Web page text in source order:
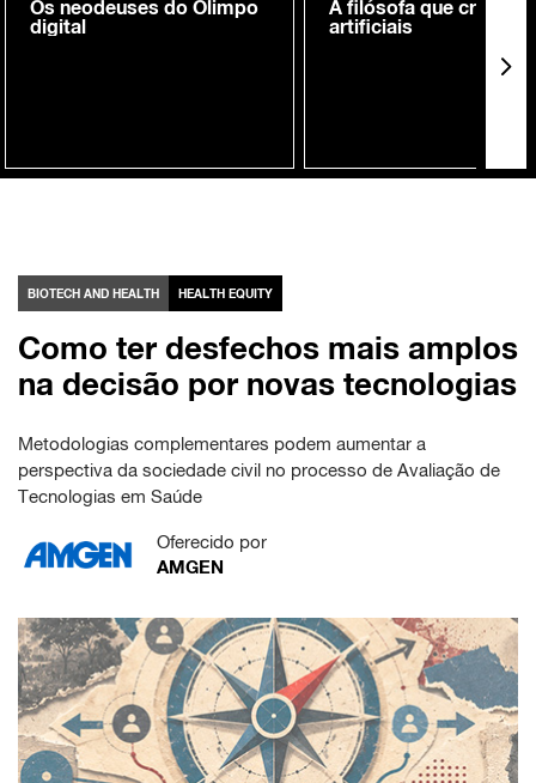
Os neodeuses do Olimpo
digital
A filósofa que cria
artificiais
BIOTECH AND HEALTH HEALTH EQUITY
Como ter desfechos mais amplos
na decisão por novas tecnologias
Metodologias complementares podem aumentar a
perspectiva da sociedade civil no processo de Avaliação de
Tecnologias em Saúde
Oferecido por
AMGEN